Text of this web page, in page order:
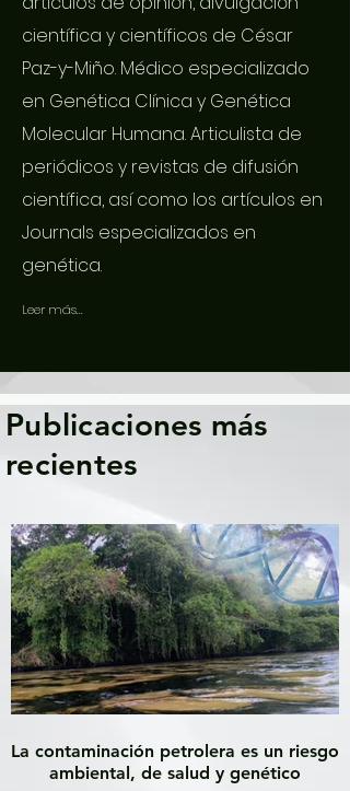
científica y científicos de César
Paz-y-Miño. Médico especializado
en Genética Clínica y Genética
Molecular Humana. Articulista de
periódicos y revistas de difusión
científica, así como los artículos en
Journals especializados en
genética.
Leer más...
Publicaciones más
recientes
La contaminación petrolera es un riesgo
ambiental, de salud y genético